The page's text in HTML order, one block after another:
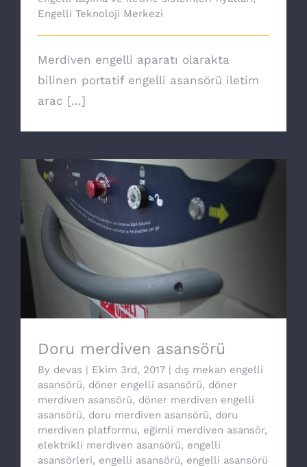
Engelli Teknoloji Merkezi
Merdiven engelli aparatı olarakta
bilinen portatif engelli asansörü iletim
arac [...]
Doru merdiven asansörü
Doru merdiven asansörü
By devas | Ekim 3rd, 2017 | dış mekan engelli
asansörü, döner engelli asansörü, döner
merdiven asansörü, döner merdiven engelli
asansörü, doru merdiven asansörü, doru
merdiven platformu, eğimli merdiven asansör,
elektrikli merdiven asansörü, engelli
asansörleri, engelli asansörü, engelli asansörü